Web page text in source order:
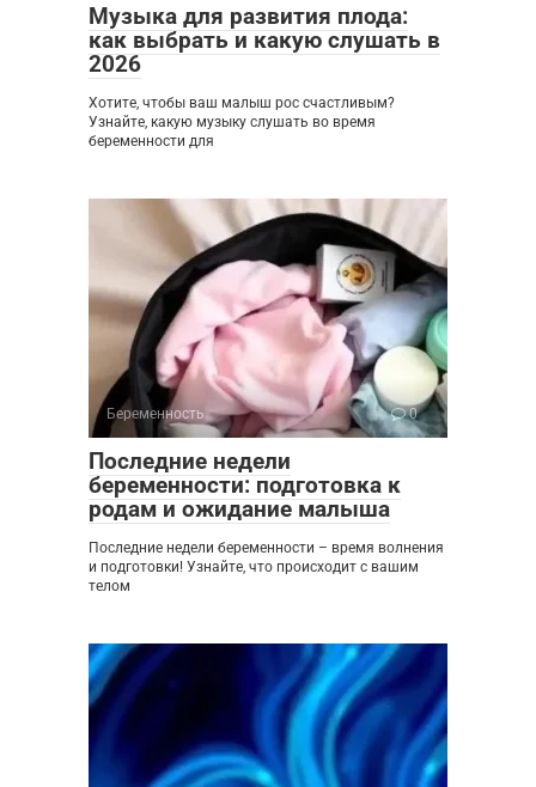
Музыка для развития плода:
как выбрать и какую слушать в
2026
Хотите, чтобы ваш малыш рос счастливым?
Узнайте, какую музыку слушать во время
беременности для
Беременность 0
Последние недели
беременности: подготовка к
родам и ожидание малыша
Последние недели беременности – время волнения
и подготовки! Узнайте, что происходит с вашим
телом